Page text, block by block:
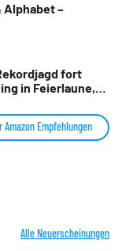
Alphabet –
fort
in Feierlaune,
Amazon Empfehlungen
Alle Neuerscheinungen